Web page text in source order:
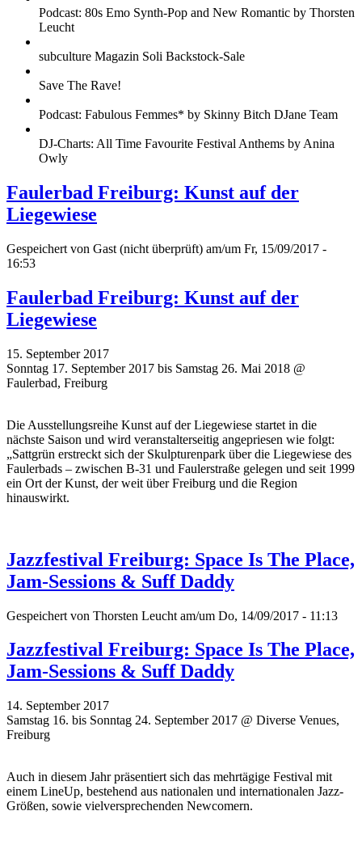
Podcast: 80s Emo Synth-Pop and New Romantic by Thorsten
Leucht
subculture Magazin Soli Backstock-Sale
Save The Rave!
Podcast: Fabulous Femmes* by Skinny Bitch DJane Team
DJ-Charts: All Time Favourite Festival Anthems by Anina
Owly
Faulerbad Freiburg: Kunst auf der
Liegewiese
Gespeichert von Gast (nicht überprüft) am/um Fr, 15/09/2017 -
16:53
Faulerbad Freiburg: Kunst auf der
Liegewiese
15. September 2017
Sonntag 17. September 2017 bis Samstag 26. Mai 2018 @
Faulerbad, Freiburg
Die Ausstellungsreihe Kunst auf der Liegewiese startet in die
nächste Saison und wird veranstalterseitig angepriesen wie folgt:
„Sattgrün erstreckt sich der Skulpturenpark über die Liegewiese des
Faulerbads – zwischen B-31 und Faulerstraße gelegen und seit 1999
ein Ort der Kunst, der weit über Freiburg und die Region
hinauswirkt.
Jazzfestival Freiburg: Space Is The Place,
Jam-Sessions & Suff Daddy
Gespeichert von Thorsten Leucht am/um Do, 14/09/2017 - 11:13
Jazzfestival Freiburg: Space Is The Place,
Jam-Sessions & Suff Daddy
14. September 2017
Samstag 16. bis Sonntag 24. September 2017 @ Diverse Venues,
Freiburg
Auch in diesem Jahr präsentiert sich das mehrtägige Festival mit
einem LineUp, bestehend aus nationalen und internationalen Jazz-
Größen, sowie vielversprechenden Newcomern.